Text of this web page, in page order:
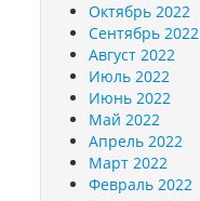
Октябрь 2022
Сентябрь 2022
Август 2022
Июль 2022
Июнь 2022
Май 2022
Апрель 2022
Март 2022
Февраль 2022